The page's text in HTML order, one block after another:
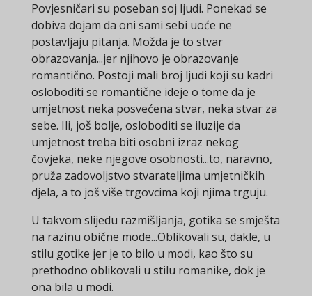
Povjesničari su poseban soj ljudi. Ponekad se
dobiva dojam da oni sami sebi uoće ne
postavljaju pitanja. Možda je to stvar
obrazovanja...jer njihovo je obrazovanje
romantično. Postoji mali broj ljudi koji su kadri
osloboditi se romantične ideje o tome da je
umjetnost neka posvećena stvar, neka stvar za
sebe. Ili, još bolje, osloboditi se iluzije da
umjetnost treba biti osobni izraz nekog
čovjeka, neke njegove osobnosti...to, naravno,
pruža zadovoljstvo stvarateljima umjetničkih
djela, a to još više trgovcima koji njima trguju.
U takvom slijedu razmišljanja, gotika se smješta
na razinu obične mode...Oblikovali su, dakle, u
stilu gotike jer je to bilo u modi, kao što su
prethodno oblikovali u stilu romanike, dok je
ona bila u modi.